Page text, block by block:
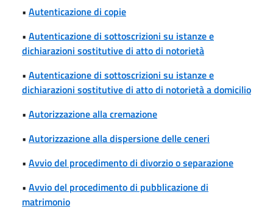
• Autenticazione di copie
• Autenticazione di sottoscrizioni su istanze e
dichiarazioni sostitutive di atto di notorietà
• Autenticazione di sottoscrizioni su istanze e
dichiarazioni sostitutive di atto di notorietà a domicilio
• Autorizzazione alla cremazione
• Autorizzazione alla dispersione delle ceneri
• Avvio del procedimento di divorzio o separazione
• Avvio del procedimento di pubblicazione di
matrimonio